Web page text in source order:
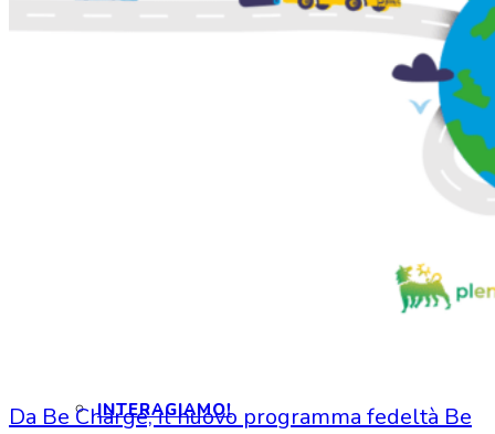
INTERAGIAMO!
Da Be Charge, il nuovo programma fedeltà Be